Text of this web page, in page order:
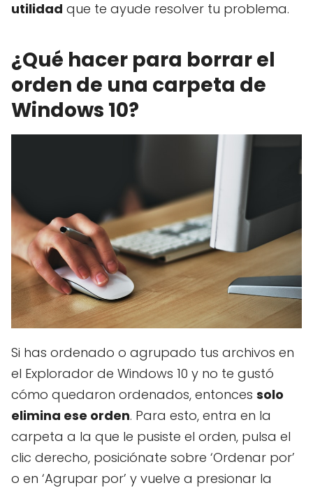
utilidad que te ayude resolver tu problema.
¿Qué hacer para borrar el
orden de una carpeta de
Windows 10?
Si has ordenado o agrupado tus archivos en
el Explorador de Windows 10 y no te gustó
cómo quedaron ordenados, entonces solo
elimina ese orden. Para esto, entra en la
carpeta a la que le pusiste el orden, pulsa el
clic derecho, posiciónate sobre ‘Ordenar por’
o en ‘Agrupar por’ y vuelve a presionar la